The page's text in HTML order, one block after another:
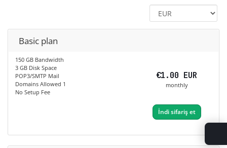
Basic plan
150 GB Bandwidth
3 GB Disk Space
POP3/SMTP Mail
Domains Allowed 1
No Setup Fee
€1.00 EUR
monthly
İndi sifariş et